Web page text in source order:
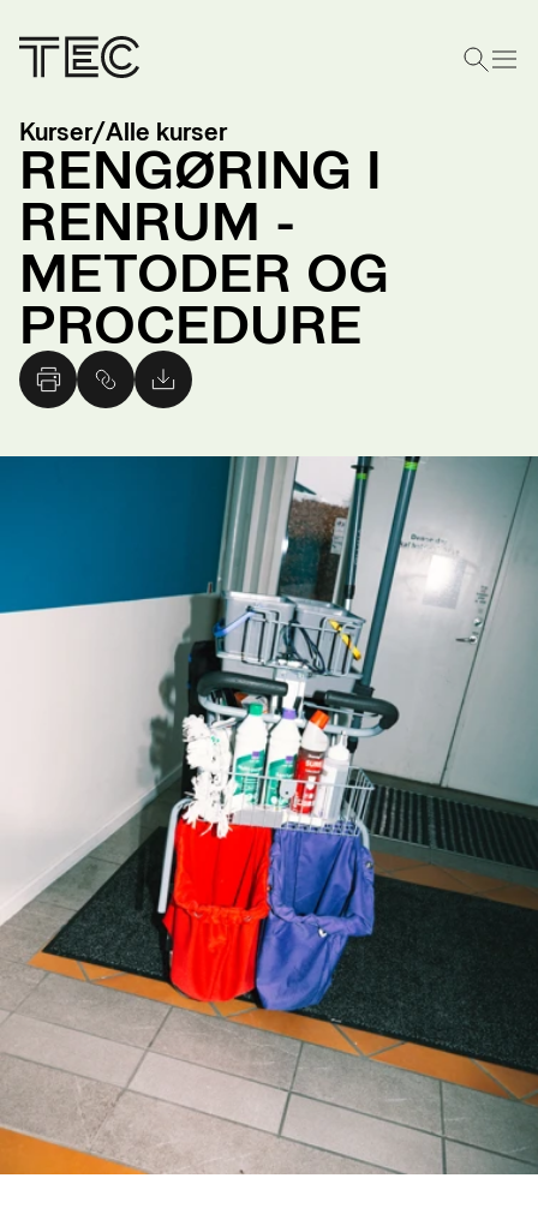
Kurser/Alle kurser
RENGØRING I
RENRUM -
METODER OG
PROCEDURE